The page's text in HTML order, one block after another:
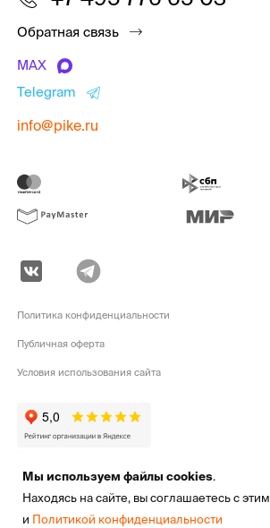
Обратная связь
MAX
Telegram
info@pike.ru
pike.ru © 2010 - 2026 | Высококачественная
отдыха от мировых брендов
Политика конфиденциальности
Публичная оферта
Условия использования сайта
Мы используем файлы cookies.
Находясь на сайте, вы соглашаетесь с этим
и Политикой конфиденциальности